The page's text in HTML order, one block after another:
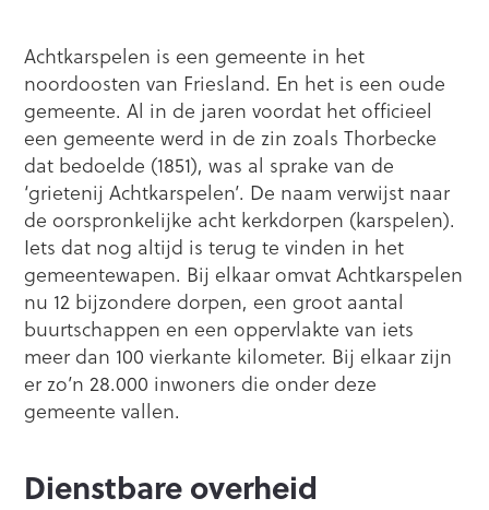
Achtkarspelen is een gemeente in het
noordoosten van Friesland. En het is een oude
gemeente. Al in de jaren voordat het officieel
een gemeente werd in de zin zoals Thorbecke
dat bedoelde (1851), was al sprake van de
‘grietenij Achtkarspelen’. De naam verwijst naar
de oorspronkelijke acht kerkdorpen (karspelen).
Iets dat nog altijd is terug te vinden in het
gemeentewapen. Bij elkaar omvat Achtkarspelen
nu 12 bijzondere dorpen, een groot aantal
buurtschappen en een oppervlakte van iets
meer dan 100 vierkante kilometer. Bij elkaar zijn
er zo’n 28.000 inwoners die onder deze
gemeente vallen.
Dienstbare overheid